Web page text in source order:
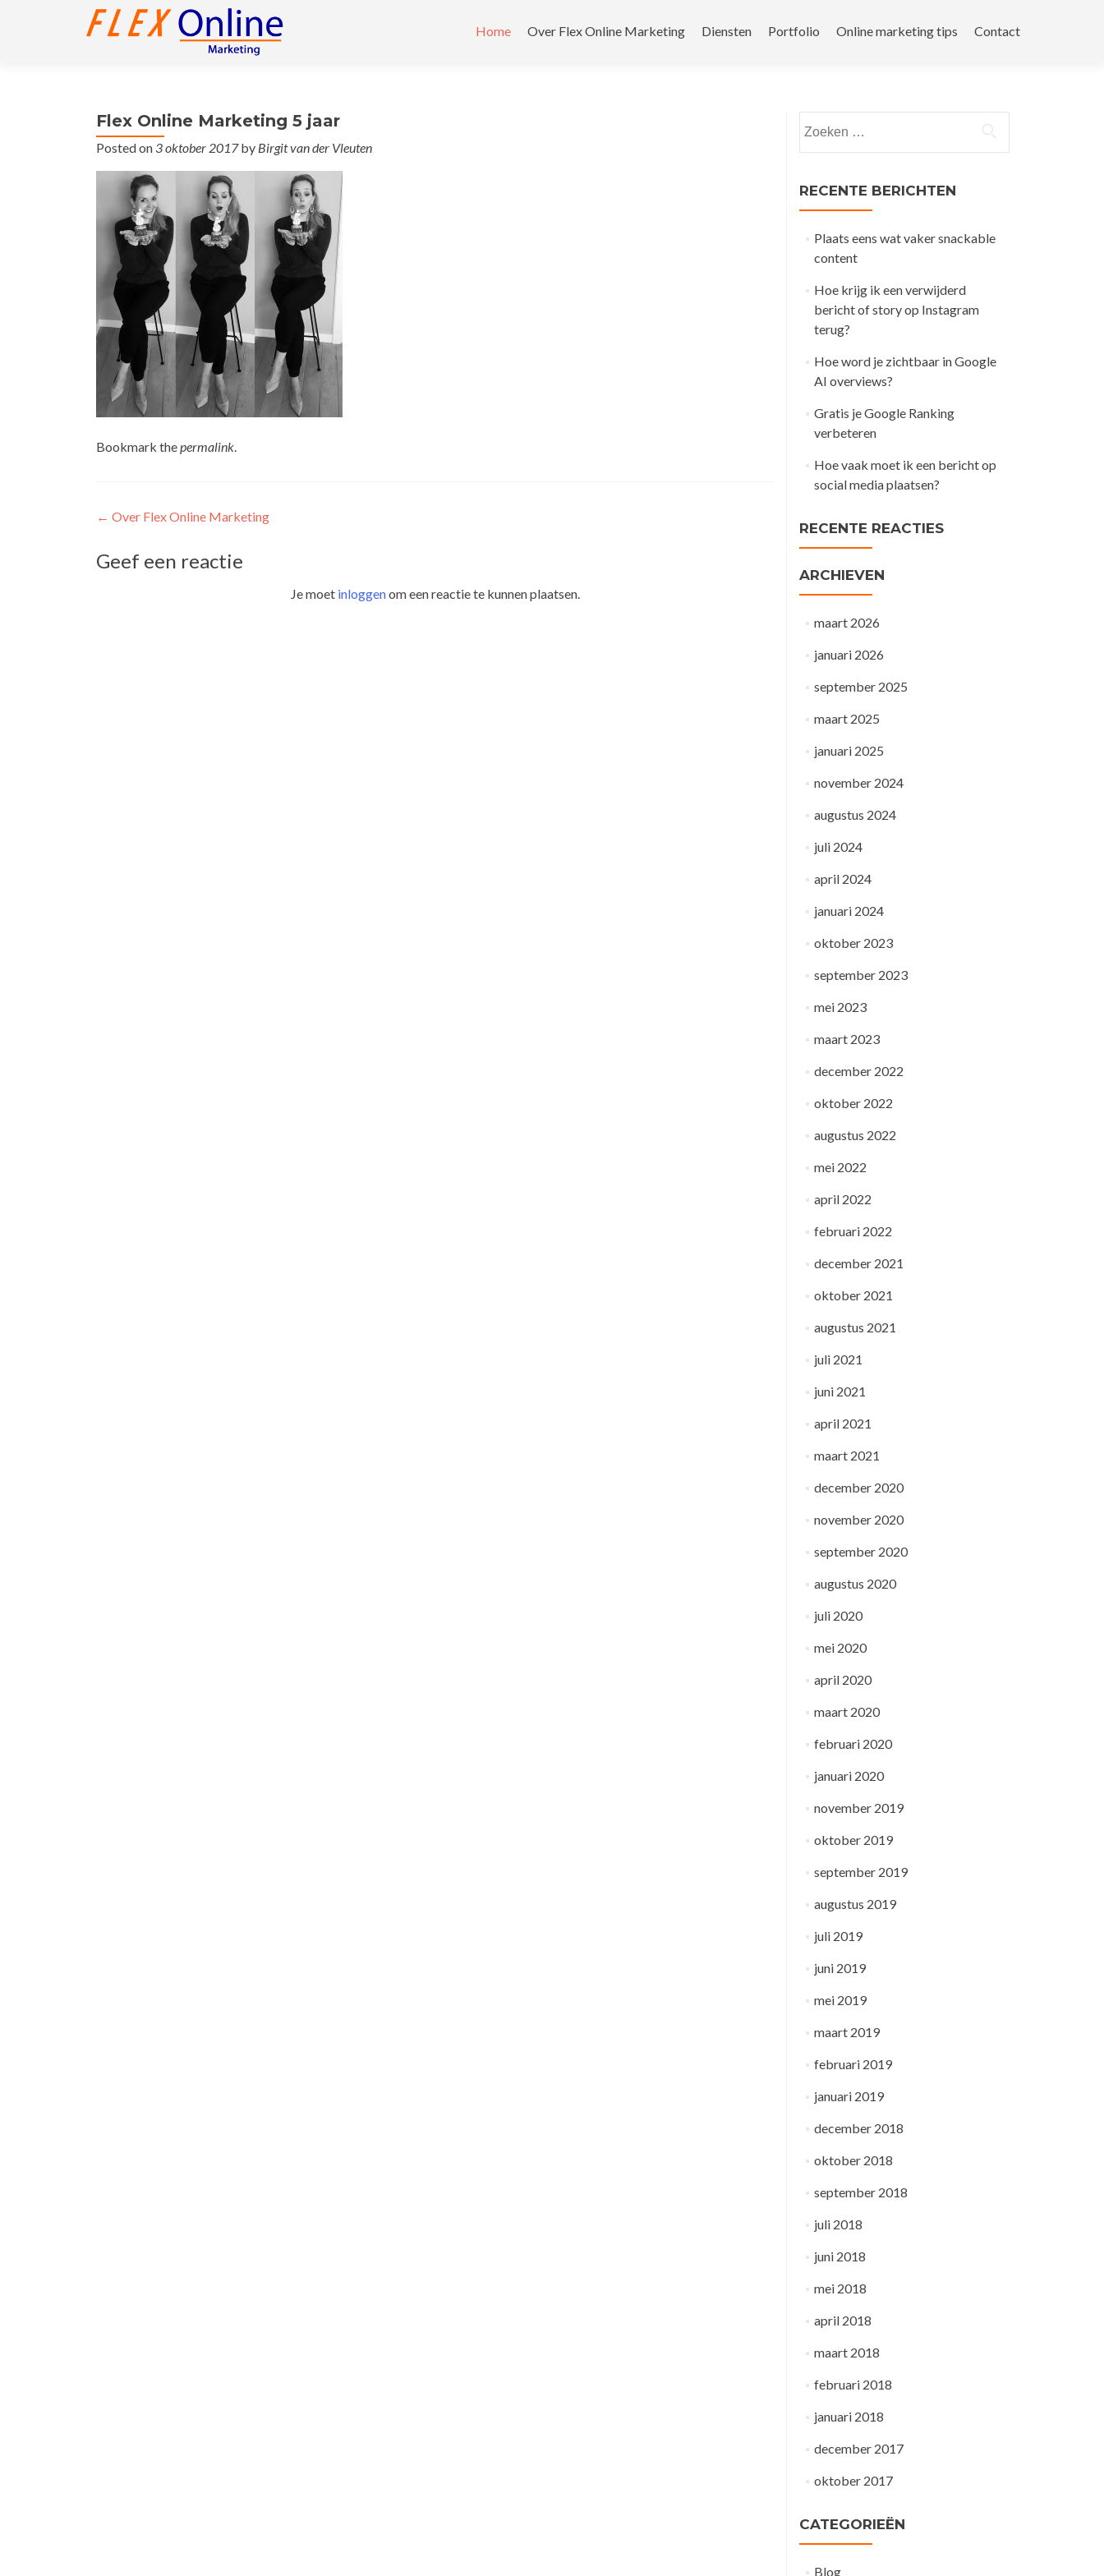
Home Over Flex Online Marketing Diensten Portfolio Online marketing tips Contact
Flex Online Marketing 5 jaar
Posted on 3 oktober 2017by Birgit van der Vleuten
Bookmark thepermalink.
Post
navigation
← Over Flex Online Marketing
Geef een reactie
Je moet inloggenom een reactie te kunnen plaatsen.
naar:
RECENTE BERICHTEN
Plaats eens wat vaker snackable
content
Hoe krijg ik een verwijderd
bericht of story op Instagram
terug?
Hoe word je zichtbaar in Google
AI overviews?
Gratis je Google Ranking
verbeteren
Hoe vaak moet ik een bericht op
social media plaatsen?
RECENTE REACTIES
ARCHIEVEN
maart 2026
januari 2026
september 2025
maart 2025
januari 2025
november 2024
augustus 2024
juli 2024
april 2024
januari 2024
oktober 2023
september 2023
mei 2023
maart 2023
december 2022
oktober 2022
augustus 2022
mei 2022
april 2022
februari 2022
december 2021
oktober 2021
augustus 2021
juli 2021
juni 2021
april 2021
maart 2021
december 2020
november 2020
september 2020
augustus 2020
juli 2020
mei 2020
april 2020
maart 2020
februari 2020
januari 2020
november 2019
oktober 2019
september 2019
augustus 2019
juli 2019
juni 2019
mei 2019
maart 2019
februari 2019
januari 2019
december 2018
oktober 2018
september 2018
juli 2018
juni 2018
mei 2018
april 2018
maart 2018
februari 2018
januari 2018
december 2017
oktober 2017
CATEGORIEËN
Blog